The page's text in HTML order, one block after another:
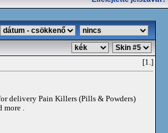
[1.]
delivery Pain Killers (Pills & Powders)
.